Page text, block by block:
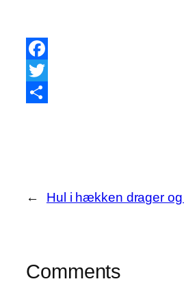
Facebook
Twitter
← Hul i hækken drager
Comments